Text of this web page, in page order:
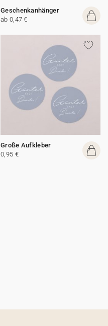
Geschenkanhänger
ab 0,47 €
Große Aufkleber
0,95 €